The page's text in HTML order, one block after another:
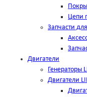
Цепи
Запчасти
Двигатели
Генераторы
Двигатели